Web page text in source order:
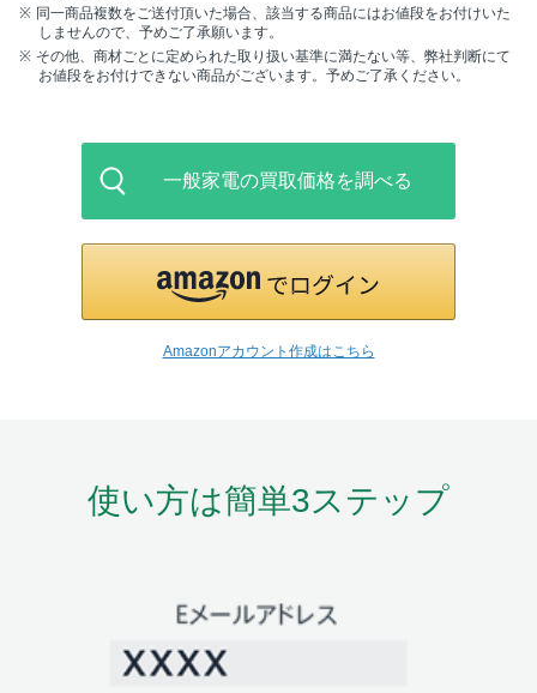
同一商品複数をご送付頂いた場合、該当する商品にはお値段をお付けいた
しませんので、予めご了承願います。
その他、商材ごとに定められた取り扱い基準に満たない等、弊社判断にて
お値段をお付けできない商品がございます。予めご了承ください。
一般家電の買取価格を調べる
Amazonアカウント作成はこちら
使い方は簡単3ステップ